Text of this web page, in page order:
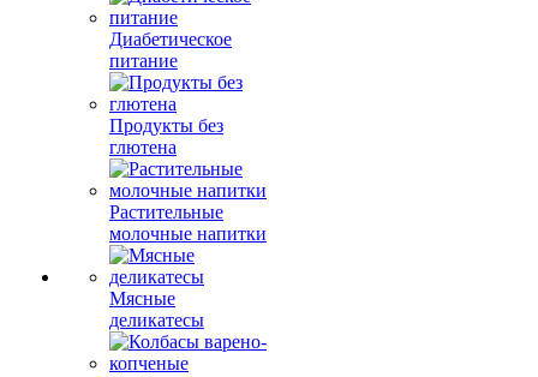
Диабетическое
питание
Продукты без
глютена
Растительные
молочные напитки
Мясные
деликатесы